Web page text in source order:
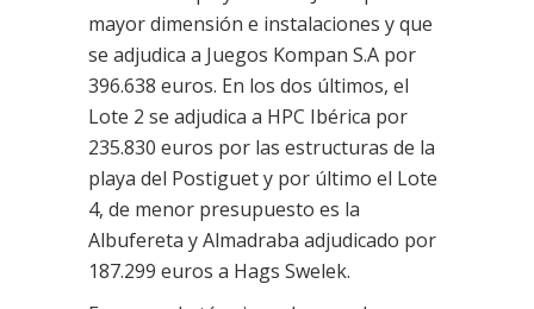
mayor dimensión e instalaciones y que
se adjudica a Juegos Kompan S.A por
396.638 euros. En los dos últimos, el
Lote 2 se adjudica a HPC Ibérica por
235.830 euros por las estructuras de la
playa del Postiguet y por último el Lote
4, de menor presupuesto es la
Albufereta y Almadraba adjudicado por
187.299 euros a Hags Swelek.